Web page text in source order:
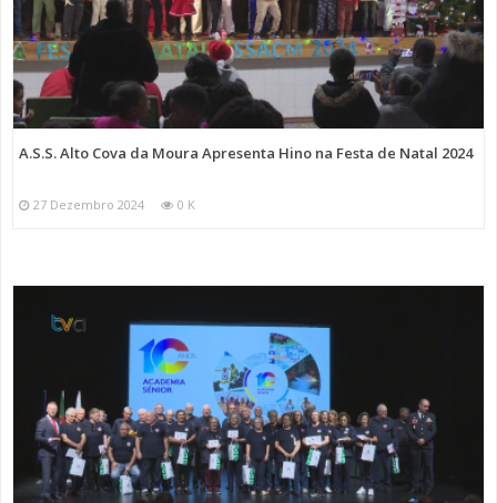
A.S.S. Alto Cova da Moura Apresenta Hino na Festa de Natal 2024
27 Dezembro 2024 0 K